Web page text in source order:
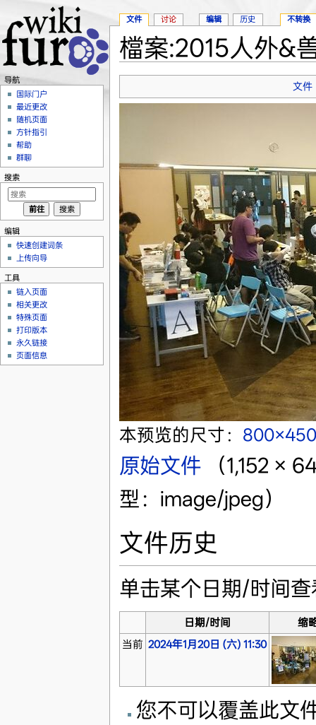
檔案:2015人外&
文件
本预览的尺寸：
原始文件‎
（1,152 ×
型：image/jpeg）
文件历史
单击某个日期/时间
日期/时间
缩
当前 2024年1月20日 (六) 11:30
您不可以覆盖此文
文件 讨论 编辑 历史 不转换
导航
国际门户
最近更改
随机页面
方针指引
帮助
群聊
搜索
编辑
快速创建词条
上传向导
工具
链入页面
相关更改
特殊页面
打印版本
永久链接
页面信息